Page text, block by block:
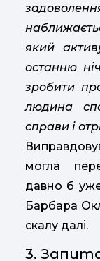
який
останню
зробити
людина
справи і
могла
давно б
Барбара
скалу далі.
3.